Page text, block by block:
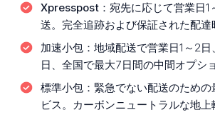
Xpresspost： 宛先に応じて営業日1
送。完全追跡および保証された配達
加速小包： 地域配送で営業日1～2
日、全国で最大7日間の中間オプシ
標準小包： 緊急でない配送のため
ビス。カーボンニュートラルな地上